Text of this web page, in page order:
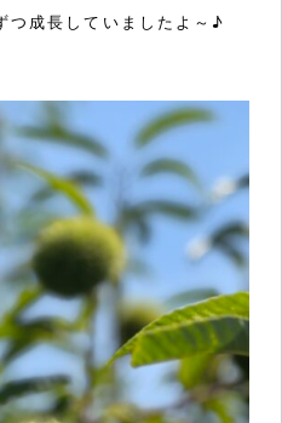
つ成長していましたよ～♪